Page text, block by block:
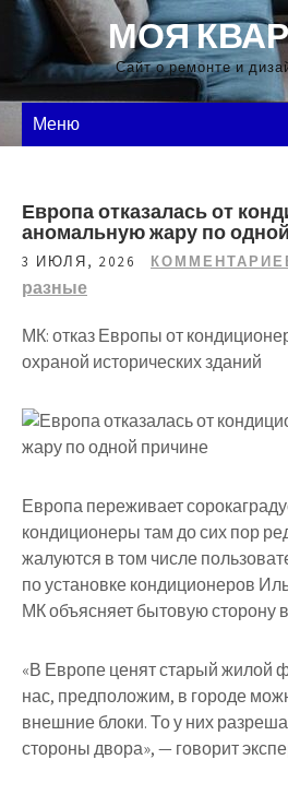
Перейти
содержимому
МОЯ
Сайт о ремонте и
Меню
Европа отказалась от
аномальную жару по
3 ИЮЛЯ, 2026
разные
МК: отказ Европы от
охраной исторических зданий
Европа переживает
кондиционеры там до сих пор
жалуются в том числе
по установке кондиционеров
МК объясняет бытовую сторону
«В Европе ценят старый жилой
нас, предположим, в городе
внешние блоки. То у них
стороны двора», — говорит